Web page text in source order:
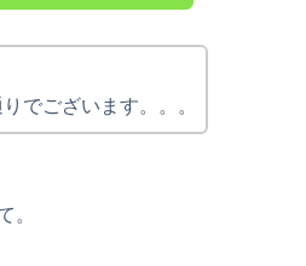
でございます。。。
。